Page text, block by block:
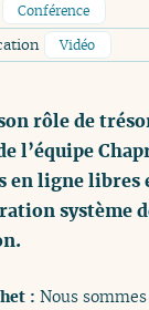
Conférence
Vidéo
rôle de
l’équipe
en ligne libres
système
:Nous